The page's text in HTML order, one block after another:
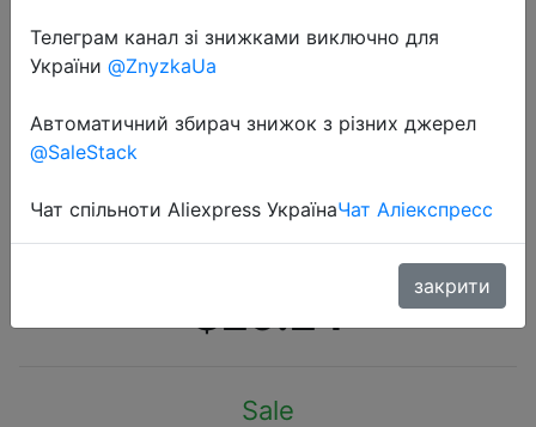
2019-04-01
(Android 7,1, S905W 4 ядра
Процессор, Мали-450 GPU,
H.256 4 K 3D, HDMI 2,0)
$29.24
Sale
Телеграм канал зі знижками виключно для
України @ZnyzkaUa
Автоматичний збирач знижок з різних джерел
@SaleStack
Чат спільноти Aliexpress УкраїнаЧат Аліекспресс
закрити